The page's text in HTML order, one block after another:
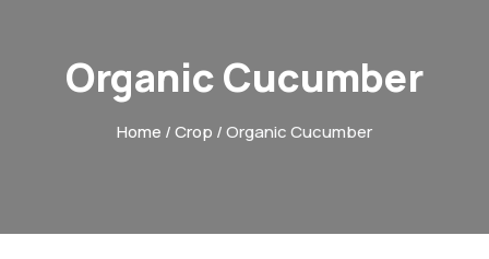
Organic Cucumber
Home /Crop / Organic Cucumber